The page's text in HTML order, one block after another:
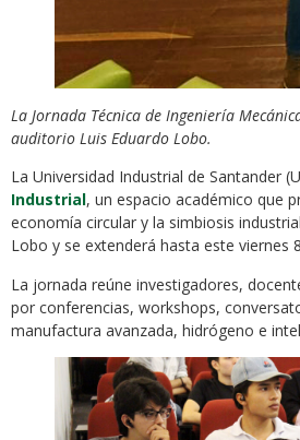
La Jornada Técnica de Ingeniería
auditorio Luis Eduardo Lobo.
La Universidad Industrial de Santander
Industrial, un espacio académico que
economía circular y la simbiosis
Lobo y se extenderá hasta este viernes
La jornada reúne investigadores,
por conferencias, workshops,
manufactura avanzada, hidrógeno e